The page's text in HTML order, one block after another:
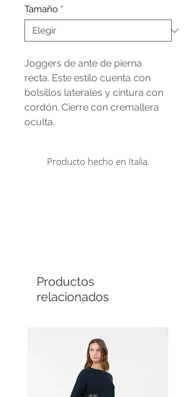
Tamaño *
Joggers de ante de pierna
recta. Este estilo cuenta con
bolsillos laterales y cintura con
cordón. Cierre con cremallera
oculta.
Producto hecho en Italia.
Productos
relacionados